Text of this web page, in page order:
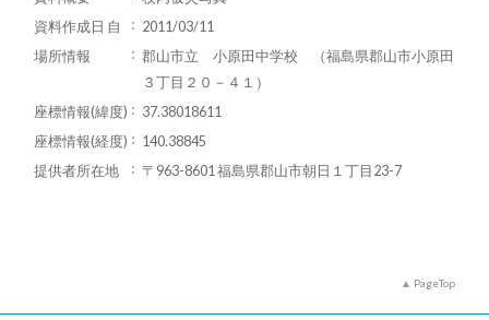
資料作成日 自
2011/03/11
場所情報
郡山市立 小原田中学校 （福島県郡山市小原田
３丁目２０－４１）
座標情報(緯度)
37.38018611
座標情報(経度)
140.38845
提供者所在地
〒963-8601 福島県郡山市朝日１丁目23-7
PageTop